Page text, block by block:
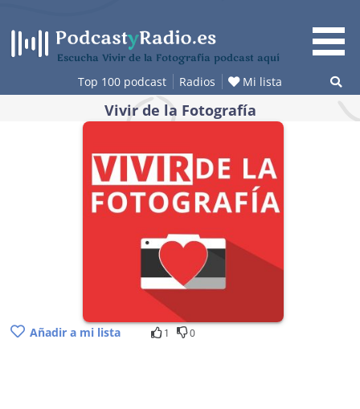
contenido
Escucha Vivir de la Fotografía podcast aquí
Top 100 podcast Radios Mi lista
Vivir de la Fotografía
Añadir a mi lista 1 0